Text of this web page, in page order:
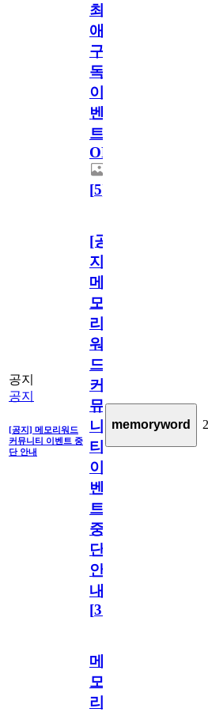
최
애
구
독
이
벤
트
OPEN!
[5]
공지
공지
[공지] 메모리워드
커뮤니티 이벤트 중
단 안내
[공
지]
메
모
리
워
드
커
뮤
니
티
이
벤
트
중
단
안
내
[31
memoryword
메
모
리